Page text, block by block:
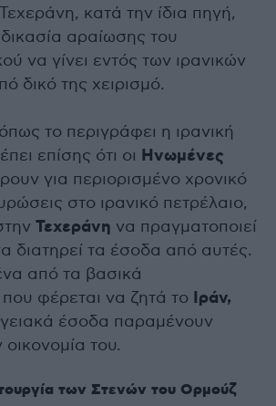
κατά την ίδια πηγή,
αραίωσης του
να γίνει εντός των ιρανικών
δικό της χειρισμό.
το περιγράφει η ιρανική
επίσης ότι οι Ηνωμένες
για περιορισμένο χρονικό
στο ιρανικό πετρέλαιο,
Τεχεράνη να πραγματοποιεί
διατηρεί τα έσοδα από αυτές.
από τα βασικά
φέρεται να ζητά το Ιράν,
έσοδα παραμένουν
οικονομία του.
των Στενών του Ορμούζ